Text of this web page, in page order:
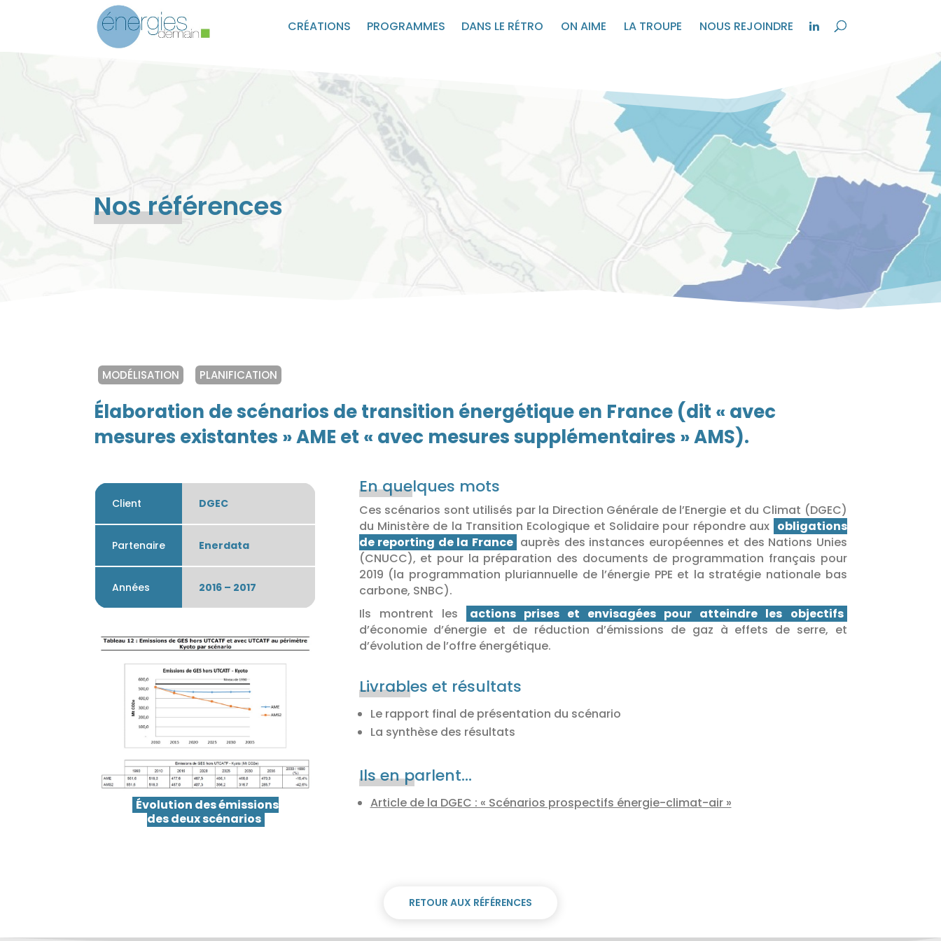
CRÉATIONS PROGRAMMES DANS LE RÉTRO ON AIME LA TROUPE NOUS REJOINDRE
Nos références
MODÉLISATION PLANIFICATION
Élaboration de scénarios de transition énergétique en France (dit « avec
mesures existantes » AME et « avec mesures supplémentaires » AMS).
Client DGEC
Partenaire Enerdata
Années 2016 – 2017
Évolution des émissions
des deux scénarios
En quelques mots
Ces scénarios sont utilisés par la Direction Générale de l’Energie et du Climat (DGEC)
du Ministère de la Transition Ecologique et Solidaire pour répondre aux obligations
de reporting de la France auprès des instances européennes et des Nations Unies
(CNUCC), et pour la préparation des documents de programmation français pour
2019 (la programmation pluriannuelle de l’énergie PPE et la stratégie nationale bas
carbone, SNBC).
Ils montrent les
actions prises et envisagées pour atteindre les objectifs
d’économie d’énergie et de réduction d’émissions de gaz à effets de serre, et
d’évolution de l’offre énergétique.
Livrables et résultats
Le rapport final de présentation du scénario
La synthèse des résultats
Ils en parlent…
Article de la DGEC : « Scénarios prospectifs énergie-climat-air »
RETOUR AUX RÉFÉRENCES